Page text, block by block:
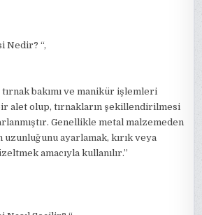
Nedir? “,
tırnak bakımı ve manikür işlemleri
alet olup, tırnakların şekillendirilmesi
Genellikle metal malzemeden
ayarlamak, kırık veya
amacıyla kullanılır.”